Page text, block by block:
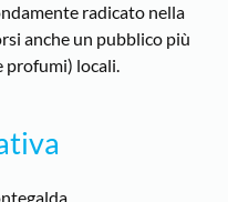
radicato nella
anche un pubblico più
profumi) locali.